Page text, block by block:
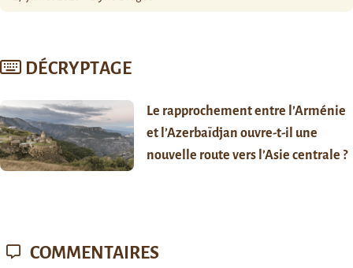
DÉCRYPTAGE
Le rapprochement entre l’Arménie
et l’Azerbaïdjan ouvre-t-il une
nouvelle route vers l’Asie centrale ?
COMMENTAIRES